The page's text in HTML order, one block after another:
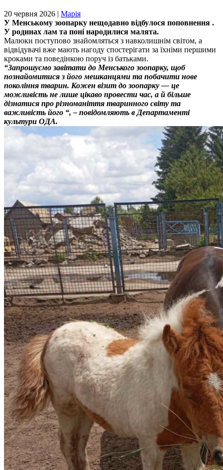
20 червня 2026 | Марія
У Менському зоопарку нещодавно відбулося поповнення .
У родинах лам та поні народилися малята.
Малюки поступово знайомляться з навколишнім світом, а
відвідувачі вже мають нагоду спостерігати за їхніми першими
кроками та поведінкою поруч із батьками.
“Запрошуємо завітати до Менського зоопарку, щоб
познайомитися з його мешканцями та побачити нове
покоління тварин. Кожен візит до зоопарку — це
можливість не лише цікаво провести час, а й більше
дізнатися про різноманіття тваринного світу та
важливість його “, – повідомляють в Департаменті
культури ОДА.